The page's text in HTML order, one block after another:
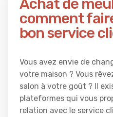
Achat de
comment
bon service
Vous avez envie de
votre maison ? Vous
salon à votre goût ? Il
plateformes qui vous
relation avec le service